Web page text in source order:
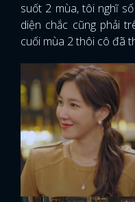
suốt 2 mùa, tôi nghĩ
diện chắc cũng phải
cuối mùa 2 thôi cô đã